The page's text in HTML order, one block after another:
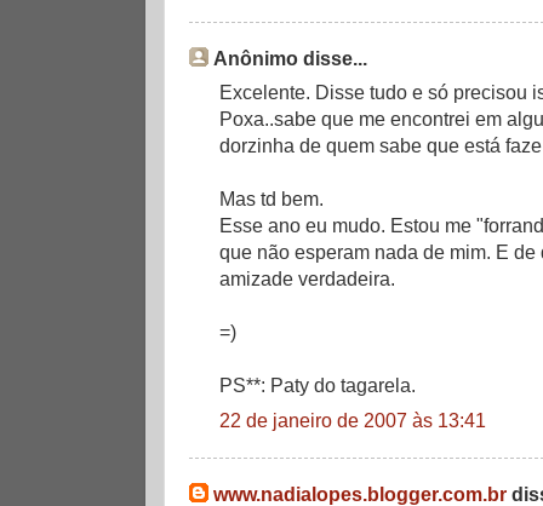
Anônimo disse...
Excelente. Disse tudo e só precisou
Poxa..sabe que me encontrei em
dorzinha de quem sabe que está
Mas td bem.
Esse ano eu mudo. Estou me
que não esperam nada de mim. E
amizade verdadeira.
=)
PS**: Paty do tagarela.
22 de janeiro de 2007 às 13:41
www.nadialopes.blogger.com.br